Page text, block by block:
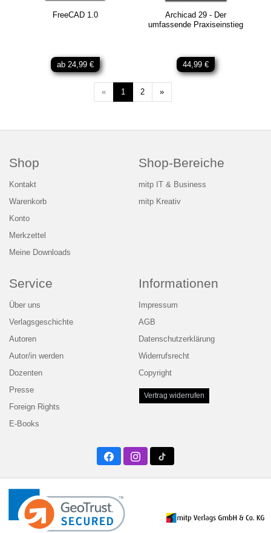
FreeCAD 1.0
ab 24,99 €
Archicad 29 - Der
umfassende Praxiseinstieg
44,99 €
« 1 2 »Weiter
Shop
Kontakt
Warenkorb
Konto
Merkzettel
Meine Downloads
Shop-Bereiche
mitp IT & Business
mitp Kreativ
Service
Über uns
Verlagsgeschichte
Autoren
Autor/in werden
Dozenten
Presse
Foreign Rights
E-Books
Informationen
Impressum
AGB
Datenschutzerklärung
Widerrufsrecht
Copyright
Vertrag widerrufen
FacebookInstagramTwitter